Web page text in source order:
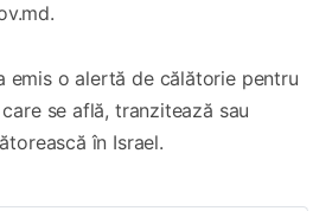
emis o alertă de călătorie pentru
se află, tranzitează sau
în Israel.